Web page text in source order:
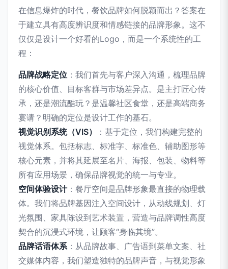
在信息爆炸的时代，餐饮品牌如何脱颖而出？答案在
于建立具有高度辨识度和情感链接的品牌形象。这不
仅仅是设计一个好看的Logo，而是一个系统性的工
程：
品牌战略定位 ：我们首先与客户深入沟通，梳理品牌
的核心价值、目标客群与市场差异点。是主打匠心传
承，还是潮流酷玩？是温馨社区食堂，还是高端商务
宴请？明确的定位是设计工作的基石。
视觉识别系统（VIS）
：基于定位，我们构建完整的
视觉体系。包括标志、标准字、标准色、辅助图形等
核心元素，并将其延展至名片、海报、包装、物料等
所有应用场景，确保品牌视觉的統一与专业。
空间体验设计：餐厅空间是品牌形象最直接的物理载
体。我们将品牌基因注入空间设计，从动线规划、灯
光氛围、家具陈设到艺术装置，营造与品牌调性高度
契合的沉浸式环境，让顾客“身临其境”。
品牌话语体系：从品牌故事、广告语到菜单文案、社
交媒体内容，我们塑造独特的品牌声音，与视觉形象